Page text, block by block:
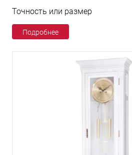
Точность или размер
Подробнее